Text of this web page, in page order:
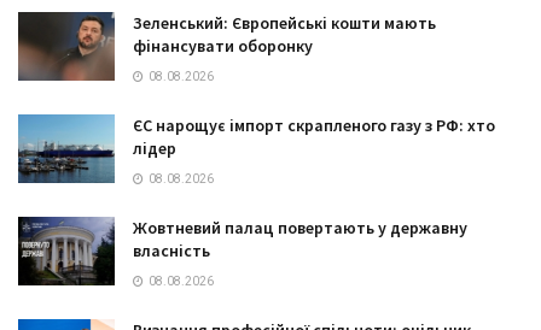
Зеленський: Європейські кошти мають
фінансувати оборонку
08.08.2026
ЄС нарощує імпорт скрапленого газу з РФ: хто
лідер
08.08.2026
Жовтневий палац повертають у державну
власність
08.08.2026